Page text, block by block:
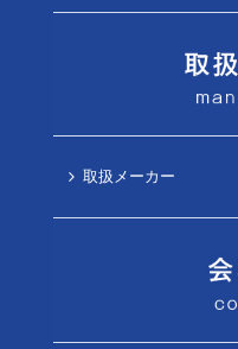
取扱メーカー